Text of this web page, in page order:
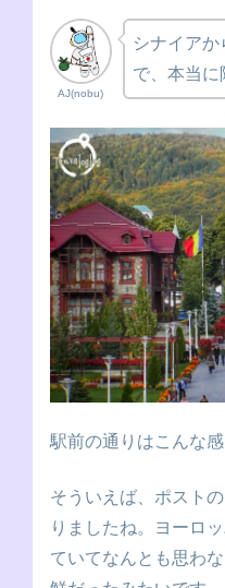
AJ(nobu)
シナイア
で、本当に
駅前の通りはこんな感
そういえば、ポスト
りましたね。ヨーロ
ていてなんとも思わ